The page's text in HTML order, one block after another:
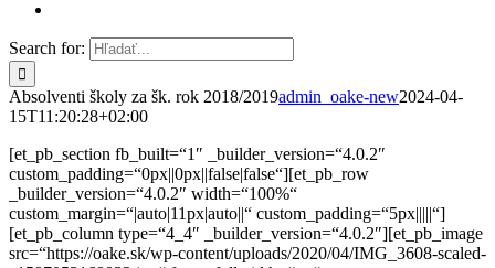
Search for:
Absolventi školy za šk. rok 2018/2019admin_oake-new2024-04-
15T11:20:28+02:00
[et_pb_section fb_built=“1″ _builder_version=“4.0.2″
custom_padding=“0px||0px||false|false“][et_pb_row
_builder_version=“4.0.2″ width=“100%“
custom_margin=“|auto|11px|auto||“ custom_padding=“5px|||||“]
[et_pb_column type=“4_4″ _builder_version=“4.0.2″][et_pb_image
src=“https://oake.sk/wp-content/uploads/2020/04/IMG_3608-scaled-